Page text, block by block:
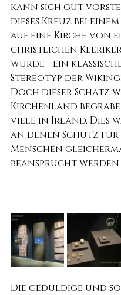
kann sich gut
dieses Kreuz bei
auf eine Kirche von
christlichen
wurde - ein
Stereotyp der
Doch dieser Schatz
Kirchenland
viele in Irland. Dies
an denen Schutz für
Menschen
beansprucht
Die geduldige und